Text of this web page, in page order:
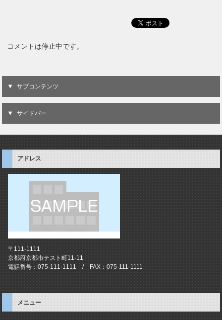
コメントは停止中です。
サブコンテンツ
サイドバー
アドレス
〒111-1111
京都府京都市テスト町11-11
電話番号：075-111-1111 / FAX：075-111-1111
メニュー